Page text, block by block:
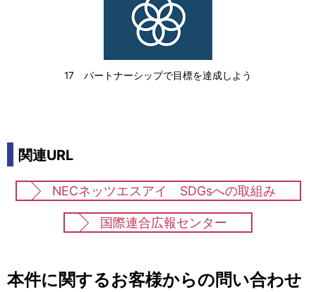
17 パートナーシップで目標を達成しよう
関連URL
NECネッツエスアイ SDGsへの取組み
国際連合広報センター
本件に関するお客様からの問い合わせ